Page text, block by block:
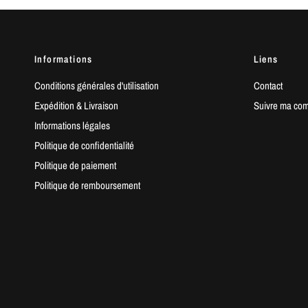
Informations
Conditions générales d'utilisation
Expédition & Livraison
Informations légales
Politique de confidentialité
Politique de paiement
Politique de remboursement
Liens
Contact
Suivre ma